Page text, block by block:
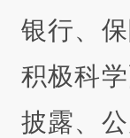
银行、
积极科
披露、